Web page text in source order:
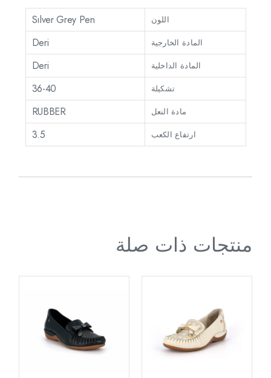
اللون Sılver Grey Pen
المادة الخارجية Deri
المادة الداخلية Deri
تشكيلة 36-40
مادة النعل RUBBER
ارتفاع الكعب 3.5
منتجات ذات صلة